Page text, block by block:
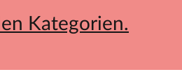
Kategorien.